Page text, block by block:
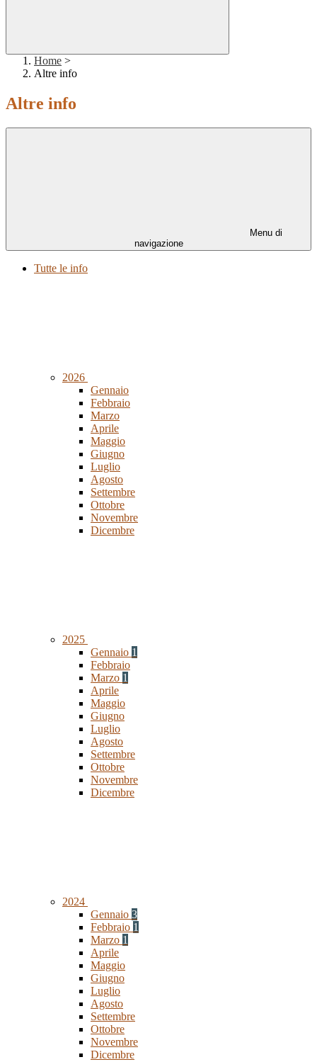
Home >
Altre info
Altre info
Menu di
navigazione
Tutte le info
2026
Gennaio
Febbraio
Marzo
Aprile
Maggio
Giugno
Luglio
Agosto
Settembre
Ottobre
Novembre
Dicembre
2025
Gennaio 1
Febbraio
Marzo 1
Aprile
Maggio
Giugno
Luglio
Agosto
Settembre
Ottobre
Novembre
Dicembre
2024
Gennaio 3
Febbraio 1
Marzo 1
Aprile
Maggio
Giugno
Luglio
Agosto
Settembre
Ottobre
Novembre
Dicembre